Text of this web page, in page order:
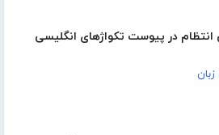
انتظام در پیوست تکواژهای انگلیسی